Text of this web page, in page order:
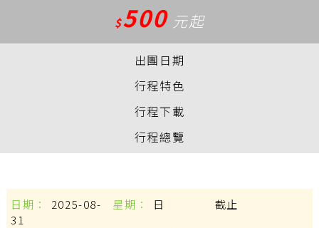
$500 元起
出團日期
行程特色
行程下載
行程總覽
2025-08-
31
日 截止